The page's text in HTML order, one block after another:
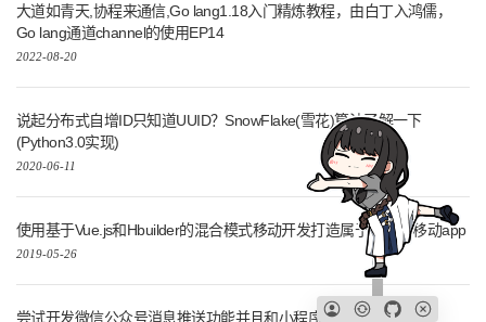
大道如青天,协程来通信,Go lang1.18入门精炼教程，由白丁入鸿儒，
Go lang通道channel的使用EP14
2022-08-20
说起分布式自增ID只知道UUID？SnowFlake(雪花)算法了解一下
(Python3.0实现)
2020-06-11
使用基于Vue.js和Hbuilder的混合模式移动开发打造属于自己的移动app
2019-05-26
尝试开发微信公众号消息推送功能并且和小程序关联